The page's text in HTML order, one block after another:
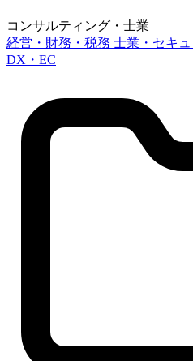
コンサルティング・士業
経営・財務・税務 士業・セキュ
DX・EC